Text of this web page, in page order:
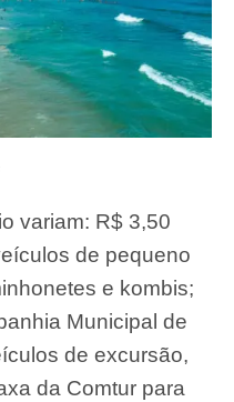
variam: R$ 3,50
de pequeno
e kombis;
Municipal de
de excursão,
da Comtur para